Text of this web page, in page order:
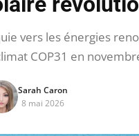
vers les énergies
COP31 en
Sarah Caron
8 mai 2026